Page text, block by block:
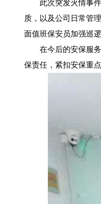
此次突发火情事
质，以及公司日常管
面值班保安员加强巡
在今后的安保服
保责任，紧扣安保重